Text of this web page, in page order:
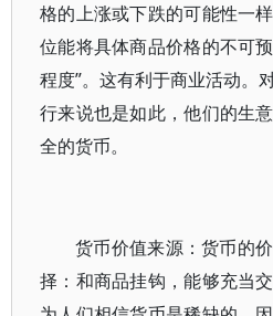
格的上涨或下跌的可能性一
位能将具体商品价格的不可
程度”。这有利于商业活动。
行来说也是如此，他们的生
全的货币。
货币价值来源：货币的
择：和商品挂钩，能够充当